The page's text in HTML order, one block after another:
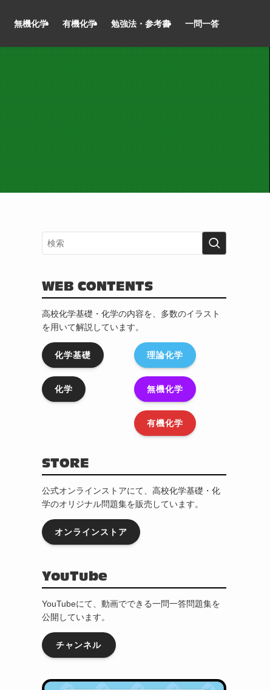
無機化学 有機化学 勉強法・参考書 一問一答
WEB CONTENTS
高校化学基礎・化学の内容を、多数のイラスト
を用いて解説しています。
化学基礎
化学
理論化学
無機化学
有機化学
STORE
公式オンラインストアにて、高校化学基礎・化
学のオリジナル問題集を販売しています。
オンラインストア
YouTube
YouTubeにて、動画でできる一問一答問題集を
公開しています。
チャンネル